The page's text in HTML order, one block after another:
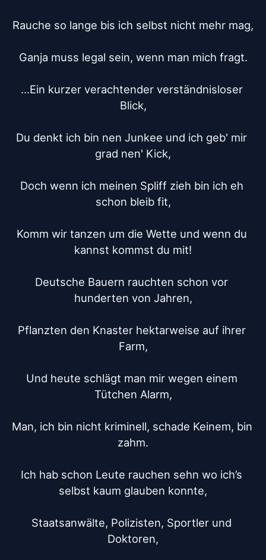
Rauche so lange bis ich selbst nicht mehr mag,
Ganja muss legal sein, wenn man mich fragt.
...Ein kurzer verachtender verständnisloser
Blick,
Du denkt ich bin nen Junkee und ich geb' mir
grad nen' Kick,
Doch wenn ich meinen Spliff zieh bin ich eh
schon bleib fit,
Komm wir tanzen um die Wette und wenn du
kannst kommst du mit!
Deutsche Bauern rauchten schon vor
hunderten von Jahren,
Pflanzten den Knaster hektarweise auf ihrer
Farm,
Und heute schlägt man mir wegen einem
Tütchen Alarm,
Man, ich bin nicht kriminell, schade Keinem, bin
zahm.
Ich hab schon Leute rauchen sehn wo ich’s
selbst kaum glauben konnte,
Staatsanwälte, Polizisten, Sportler und
Doktoren,